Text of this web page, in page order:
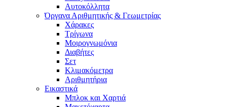
Αυτοκόλλητα
Όργανα Αριθμητικής & Γεωμετρίας
Χάρακες
Τρίγωνα
Mοιρογνωμόνια
Διαβήτες
Σετ
Κλιμακόμετρα
Αριθμητήρια
Εικαστικά
Μπλοκ και Χαρτιά